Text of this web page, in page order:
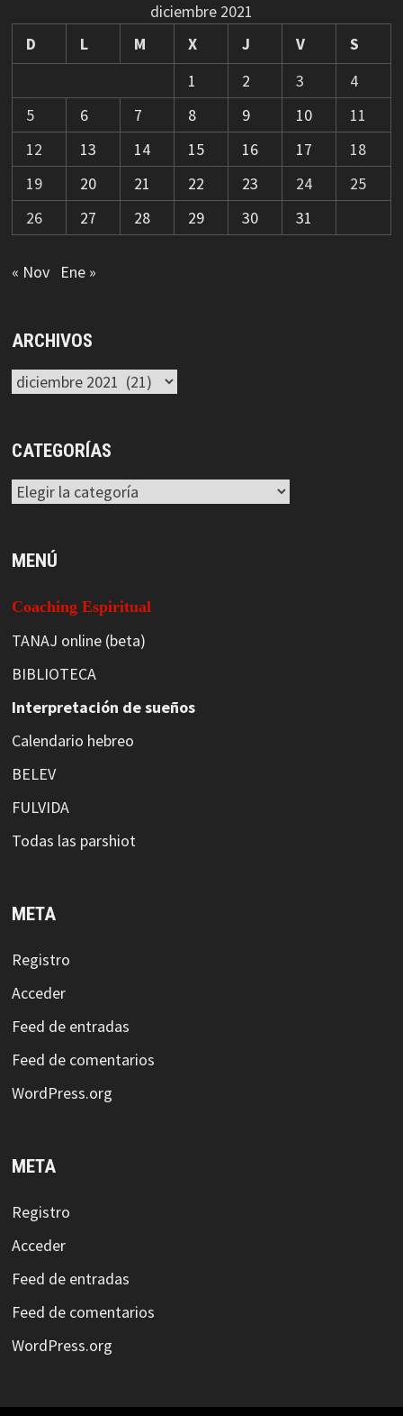
diciembre 2021
D
L M X J V
S
1
2 3
4
5
6 7 8 9 10
11
12
13 14 15 16 17
18
19
20 21 22 23 24
25
26
27 28 29 30 31
« Nov Ene »
ARCHIVOS
Archivos
CATEGORÍAS
Categorías
MENÚ
Coaching Espiritual
TANAJ online (beta)
BIBLIOTECA
Interpretación de sueños
Calendario hebreo
BELEV
FULVIDA
Todas las parshiot
META
Registro
Acceder
Feed de entradas
Feed de comentarios
WordPress.org
META
Registro
Acceder
Feed de entradas
Feed de comentarios
WordPress.org